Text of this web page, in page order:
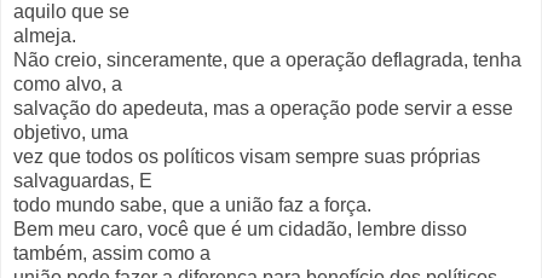
aquilo que se
almeja.
Não creio, sinceramente, que a operação deflagrada, tenha
como alvo, a
salvação do apedeuta, mas a operação pode servir a esse
objetivo, uma
vez que todos os políticos visam sempre suas próprias
salvaguardas, E
todo mundo sabe, que a união faz a força.
Bem meu caro, você que é um cidadão, lembre disso
também, assim como a